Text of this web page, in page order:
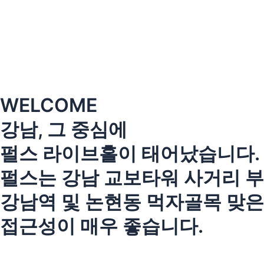
뛰
기
WELCOME
강남, 그 중심에
펄스 라이브홀이 태어났습니다.
펄스는 강남 교보타워 사거리
강남역 및 논현동 먹자골목 맞
접근성이 매우 좋습니다.